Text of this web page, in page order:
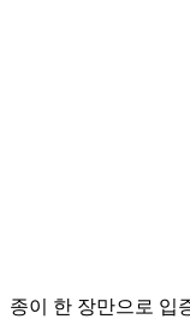
종이 한 장만으로 입